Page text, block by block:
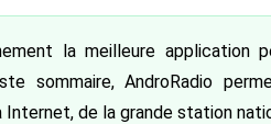
publication :
la meilleure application
sommaire, AndroRadio
de la grande station